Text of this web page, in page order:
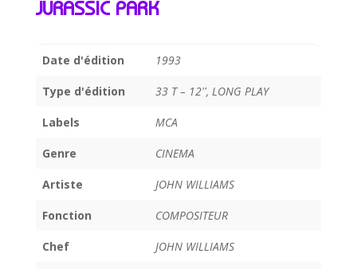
JURASSIC PARK
Date d'édition 1993
Type d'édition 33 T – 12'', LONG PLAY
Labels MCA
Genre CINEMA
Artiste JOHN WILLIAMS
Fonction COMPOSITEUR
Chef JOHN WILLIAMS